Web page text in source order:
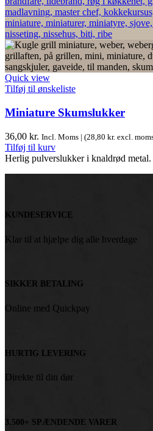
Quick view
Tilføj til ønskeliste
Miniature Skumslukker
36,00 kr. Incl. Moms | (28,80 kr. excl.
Tilføj til kurv
Herlig pulverslukker i knaldrød metal.
KUNDESERVICE
Klar til at hjælpe dig alle hverdage
SIKKER BETALING
Online med Quickpay
HURTIG LEVERING
Direkte til din dør
3.500+ SPÆNDENDE VARER